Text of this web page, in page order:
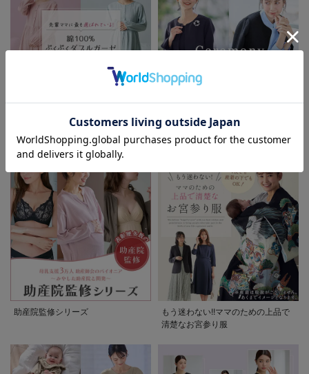
先輩ママに最も選ばれている!ぷく
ぷくダブルガーゼパジャマシリーズ
着回しが効く最新ハレの日スタイル
セレモニー6シーン
助産院監修シリーズ
もう迷わない!!ママのための上品で
清楚なお宮参り服
お気に入り商品を確認する